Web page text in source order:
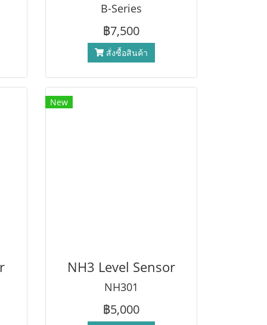
B-Series
฿7,500
สั่งซื้อสินค้า
New
NH3 Level Sensor
NH301
฿5,000